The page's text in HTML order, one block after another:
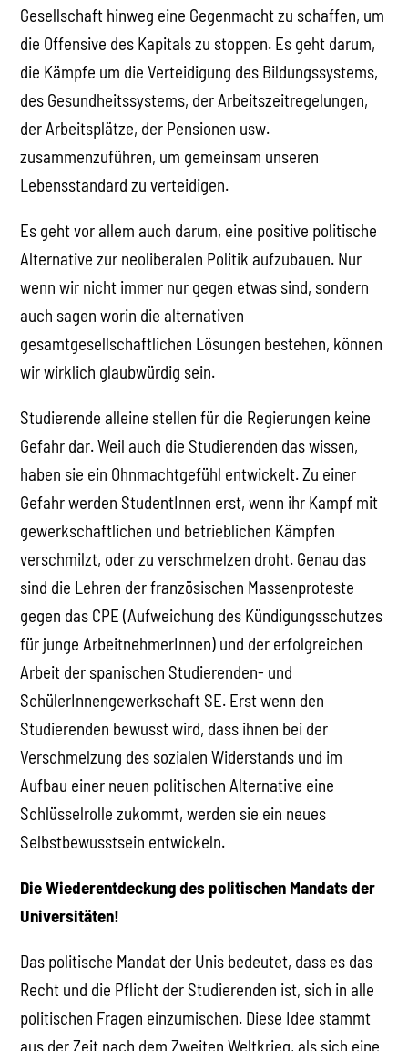
Gesellschaft hinweg eine Gegenmacht zu schaffen, um
die Offensive des Kapitals zu stoppen. Es geht darum,
die Kämpfe um die Verteidigung des Bildungssystems,
des Gesundheitssystems, der Arbeitszeitregelungen,
der Arbeitsplätze, der Pensionen usw.
zusammenzuführen, um gemeinsam unseren
Lebensstandard zu verteidigen.
Es geht vor allem auch darum, eine positive politische
Alternative zur neoliberalen Politik aufzubauen. Nur
wenn wir nicht immer nur gegen etwas sind, sondern
auch sagen worin die alternativen
gesamtgesellschaftlichen Lösungen bestehen, können
wir wirklich glaubwürdig sein.
Studierende alleine stellen für die Regierungen keine
Gefahr dar. Weil auch die Studierenden das wissen,
haben sie ein Ohnmachtgefühl entwickelt. Zu einer
Gefahr werden StudentInnen erst, wenn ihr Kampf mit
gewerkschaftlichen und betrieblichen Kämpfen
verschmilzt, oder zu verschmelzen droht. Genau das
sind die Lehren der französischen Massenproteste
gegen das CPE (Aufweichung des Kündigungsschutzes
für junge ArbeitnehmerInnen) und der erfolgreichen
Arbeit der spanischen Studierenden- und
SchülerInnengewerkschaft SE. Erst wenn den
Studierenden bewusst wird, dass ihnen bei der
Verschmelzung des sozialen Widerstands und im
Aufbau einer neuen politischen Alternative eine
Schlüsselrolle zukommt, werden sie ein neues
Selbstbewusstsein entwickeln.
Die Wiederentdeckung des politischen Mandats der
Universitäten!
Das politische Mandat der Unis bedeutet, dass es das
Recht und die Pflicht der Studierenden ist, sich in alle
politischen Fragen einzumischen. Diese Idee stammt
aus der Zeit nach dem Zweiten Weltkrieg, als sich eine